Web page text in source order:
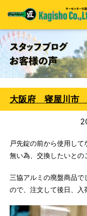
大阪府 寝屋川市
戸先錠の前から使用し
無い為、交換したいとの
三協アルミの廃盤商品
ので、注文して後日、入